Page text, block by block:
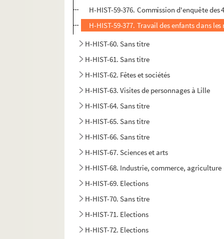
H-HIST-59-376. Commission d'enquête des
H-HIST-59-377. Travail des enfants dans
H-HIST-60. Sans titre
H-HIST-61. Sans titre
H-HIST-62. Fêtes et sociétés
H-HIST-63. Visites de personnages à Lille
H-HIST-64. Sans titre
H-HIST-65. Sans titre
H-HIST-66. Sans titre
H-HIST-67. Sciences et arts
H-HIST-68. Industrie, commerce, agriculture
H-HIST-69. Elections
H-HIST-70. Sans titre
H-HIST-71. Elections
H-HIST-72. Elections